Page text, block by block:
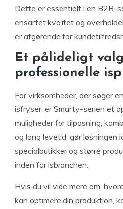
Dette er essentielt i en B2B-
ensartet kvalitet og
er afgørende for
Et pålideligt
professionelle
For virksomheder, der søger
isfryser, er Smarty-serien et
muligheder for tilpasning,
og lang levetid, gør løsningen
specialbutikker og større
inden for isbranchen.
Hvis du vil vide mere om,
kan optimere din produktion,